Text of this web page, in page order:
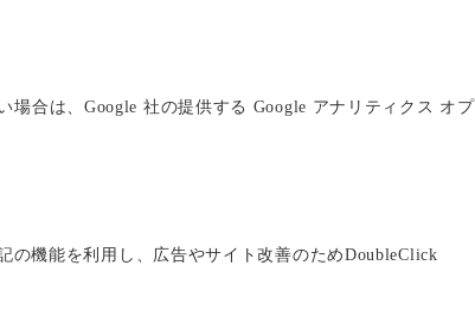
合は、Google 社の提供する Google アナリティクス オプ
の機能を利用し、広告やサイト改善のためDoubleClick